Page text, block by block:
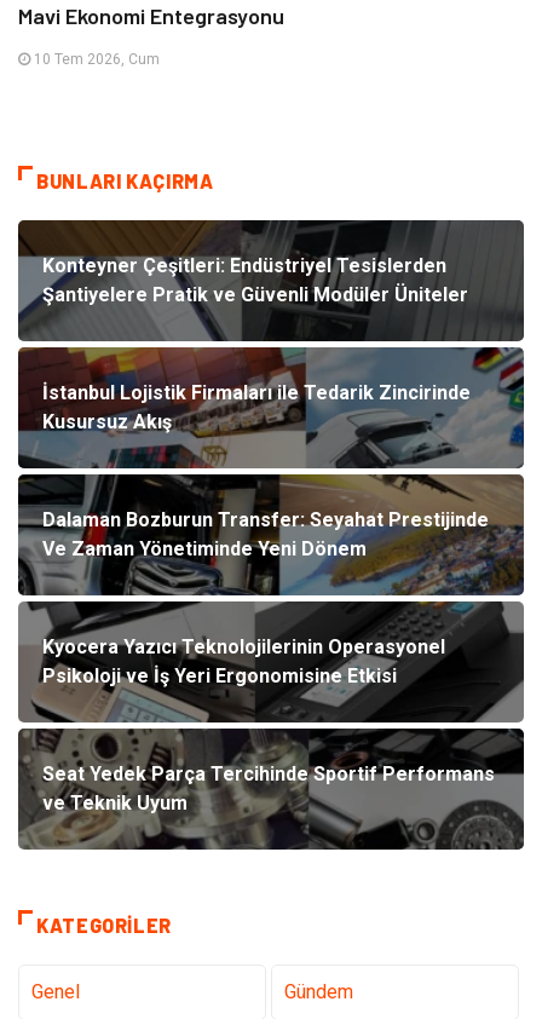
Mavi Ekonomi Entegrasyonu
10 Tem 2026, Cum
BUNLARI KAÇIRMA
Konteyner Çeşitleri: Endüstriyel Tesislerden
Şantiyelere Pratik ve Güvenli Modüler Üniteler
İstanbul Lojistik Firmaları ile Tedarik Zincirinde
Kusursuz Akış
Dalaman Bozburun Transfer: Seyahat Prestijinde
Ve Zaman Yönetiminde Yeni Dönem
Kyocera Yazıcı Teknolojilerinin Operasyonel
Psikoloji ve İş Yeri Ergonomisine Etkisi
Seat Yedek Parça Tercihinde Sportif Performans
ve Teknik Uyum
KATEGORILER
Genel Gündem